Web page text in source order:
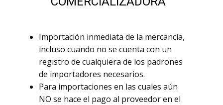
Importación inmediata de la mercancía,
incluso cuando no se cuenta con un
registro de cualquiera de los padrones
de importadores necesarios.
Para importaciones en las cuales aún
NO se hace el pago al proveedor en el